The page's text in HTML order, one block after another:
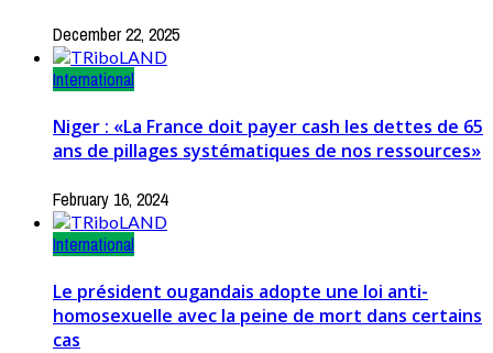
December 22, 2025
International
Niger : «La France doit payer cash les dettes de 65
ans de pillages systématiques de nos ressources»
February 16, 2024
International
Le président ougandais adopte une loi anti-
homosexuelle avec la peine de mort dans certains
cas